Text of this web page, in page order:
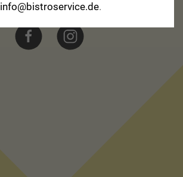
info@bistroservice.de.